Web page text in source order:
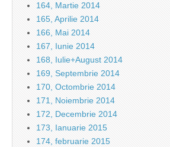
164, Martie 2014
165, Aprilie 2014
166, Mai 2014
167, Iunie 2014
168, Iulie+August 2014
169, Septembrie 2014
170, Octombrie 2014
171, Noiembrie 2014
172, Decembrie 2014
173, Ianuarie 2015
174, februarie 2015